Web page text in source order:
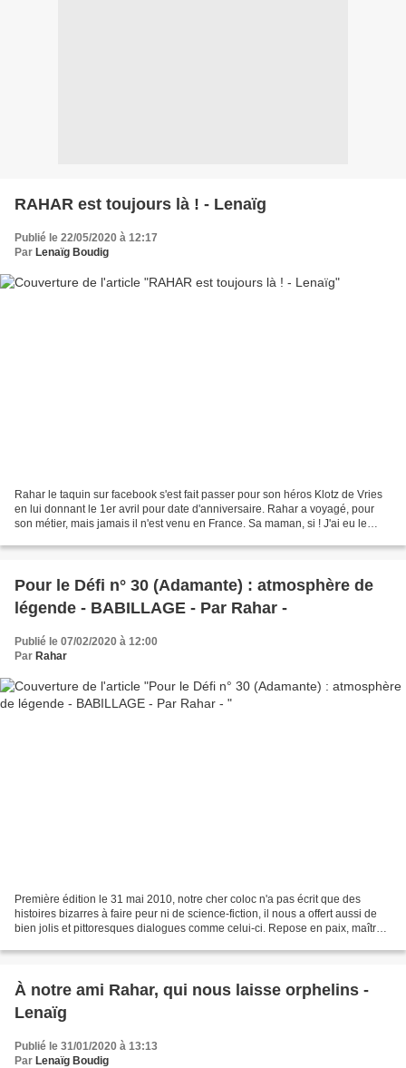
RAHAR est toujours là ! - Lenaïg
Publié le 22/05/2020 à 12:17
Par Lenaïg Boudig
Rahar le taquin sur facebook s'est fait passer pour son héros Klotz de Vries
en lui donnant le 1er avril pour date d'anniversaire. Rahar a voyagé, pour
son métier, mais jamais il n'est venu en France. Sa maman, si ! J'ai eu le
Pour le Défi n° 30 (Adamante) : atmosphère de
légende - BABILLAGE - Par Rahar -
Publié le 07/02/2020 à 12:00
Par Rahar
Première édition le 31 mai 2010, notre cher coloc n'a pas écrit que des
histoires bizarres à faire peur ni de science-fiction, il nous a offert aussi de
bien jolis et pittoresques dialogues comme celui-ci. Repose en paix, maître
À notre ami Rahar, qui nous laisse orphelins -
Lenaïg
Publié le 31/01/2020 à 13:13
Par Lenaïg Boudig